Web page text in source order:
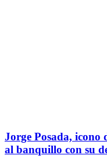
Jorge Posada, icono
al banquillo con su